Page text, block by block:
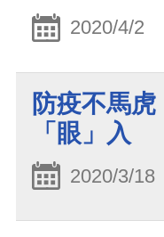
2020/4/2
防疫不馬
「眼」入
2020/3/18